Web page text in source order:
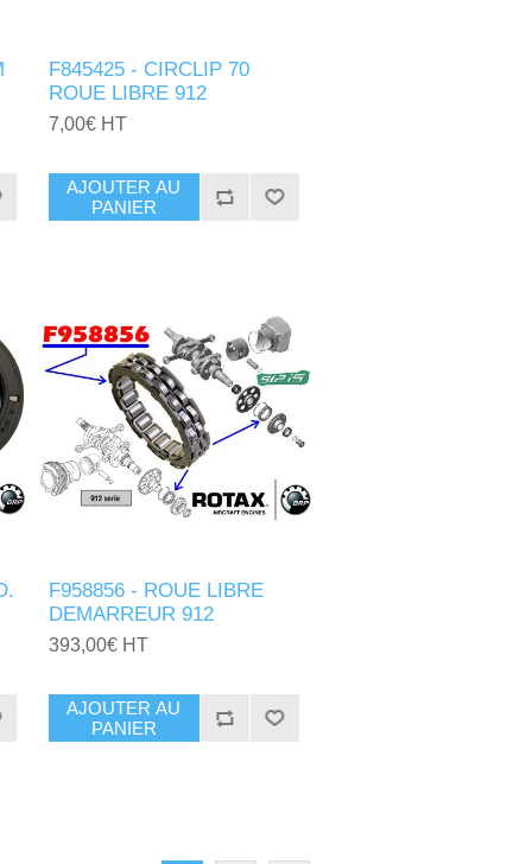
F845425 - CIRCLIP 70
ROUE LIBRE 912
7,00€ HT
AJOUTER AU
PANIER
F958856 - ROUE LIBRE
DEMARREUR 912
393,00€ HT
AJOUTER AU
PANIER